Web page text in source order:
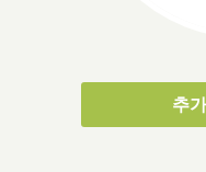
추